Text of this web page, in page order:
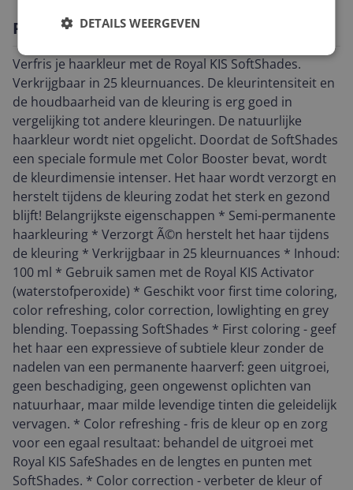
Productomschrijving
Verfris je haarkleur met de Royal KIS SoftShades.
Verkrijgbaar in 25 kleurnuances. De kleurintensiteit en
de houdbaarheid van de kleuring is erg goed in
vergelijking tot andere kleuringen. De natuurlijke
haarkleur wordt niet opgelicht. Doordat de SoftShades
een speciale formule met Color Booster bevat, wordt
de kleurdimensie intenser. Het haar wordt verzorgt en
herstelt tijdens de kleuring zodat het sterk en gezond
blijft! Belangrijkste eigenschappen * Semi-permanente
haarkleuring * Verzorgt Ã©n herstelt het haar tijdens
de kleuring * Verkrijgbaar in 25 kleurnuances * Inhoud:
100 ml * Gebruik samen met de Royal KIS Activator
(waterstofperoxide) * Geschikt voor first time coloring,
color refreshing, color correction, lowlighting en grey
blending. Toepassing SoftShades * First coloring - geef
het haar een expressieve of subtiele kleur zonder de
nadelen van een permanente haarverf: geen uitgroei,
geen beschadiging, geen ongewenst oplichten van
natuurhaar, maar milde levendige tinten die geleidelijk
vervagen. * Color refreshing - fris de kleur op en zorg
voor een egaal resultaat: behandel de uitgroei met
Royal KIS SafeShades en de lengtes en punten met
SoftShades. * Color correction - verbeter de kleur of
DETAILS WEERGEVEN